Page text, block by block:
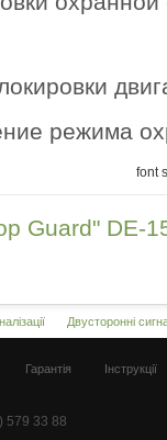
режима
font
Guard" DE-
Двусторонні
Гарантія Інструкції
579 33 88